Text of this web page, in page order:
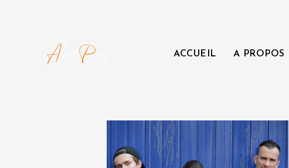
ACCUEIL A PROPOS